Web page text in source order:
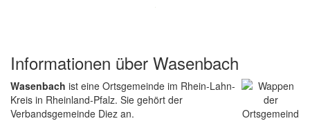
Informationen über Wasenbach
Wasenbach ist eine Ortsgemeinde im Rhein-Lahn-
Kreis in Rheinland-Pfalz. Sie gehört der
Verbandsgemeinde Diez an.